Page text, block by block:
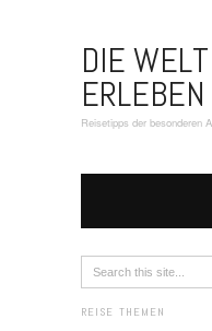
DIE
ERLEBEN
Reisetipps der besonderen
REISE THEMEN